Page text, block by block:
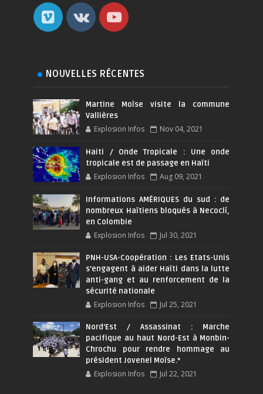
NOUVELLES RÉCENTES
Martine Moïse visite la commune
Vallières
Explosion Infos Nov 04, 2021
Haiti / Onde Tropicale : Une onde
tropicale est de passage en Haïti
Explosion Infos Aug 09, 2021
Informations AMÉRIQUES du sud : de
nombreux Haïtiens bloqués à Necoclí,
en Colombie
Explosion Infos Jul 30, 2021
PNH-USA-Coopération : Les Etats-Unis
s’engagent à aider Haïti dans la lutte
anti-gang et au renforcement de la
sécurité nationale
Explosion Infos Jul 25, 2021
Nord'Est / Assassinat : Marche
pacifique au haut Nord-Est à Monbin-
Chrochu pour rendre hommage au
président Jovenel Moïse.*
Explosion Infos Jul 22, 2021